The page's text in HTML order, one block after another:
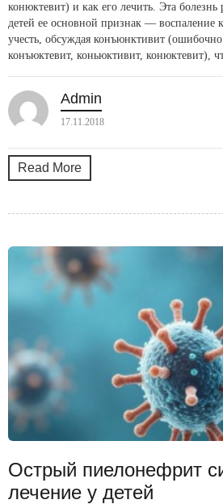
конюктевит) и как его лечить. Эта болезнь
детей ее основной признак — воспаление
учесть, обсуждая конъюнктивит
конъюктевит, коньюктивит, конюктевит),
Admin
17.11.2018
Read More
Острый пиелонефрит
лечение у детей